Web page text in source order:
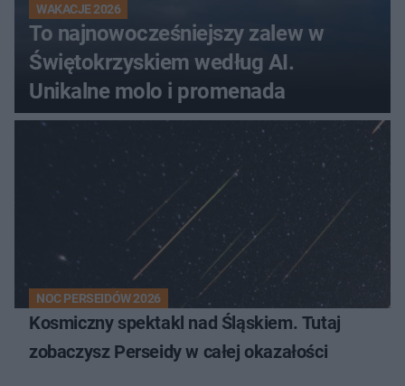
WAKACJE 2026
To najnowocześniejszy zalew w
Świętokrzyskiem według AI.
Unikalne molo i promenada
NOC PERSEIDÓW 2026
Kosmiczny spektakl nad Śląskiem. Tutaj
zobaczysz Perseidy w całej okazałości